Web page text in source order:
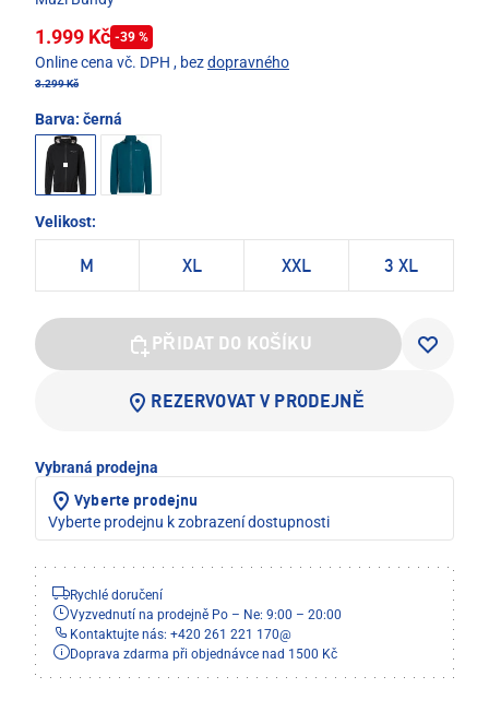
1.999 Kč -39 %
Online cena vč. DPH , bezdopravného
3.299 Kč
Barva: černá
Velikost:
M XL XXL 3 XL
PŘIDAT DO KOŠÍKU
REZERVOVAT V PRODEJNĚ
Vybraná prodejna
Vyberte prodejnu
Vyberte prodejnu k zobrazení dostupnosti
Rychlé doručení
Vyzvednutí na prodejně Po – Ne: 9:00 – 20:00
Kontaktujte nás: +420 261 221 170@
Doprava zdarma při objednávce nad 1500 Kč